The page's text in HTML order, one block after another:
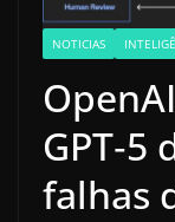
NOTICIAS
falhas